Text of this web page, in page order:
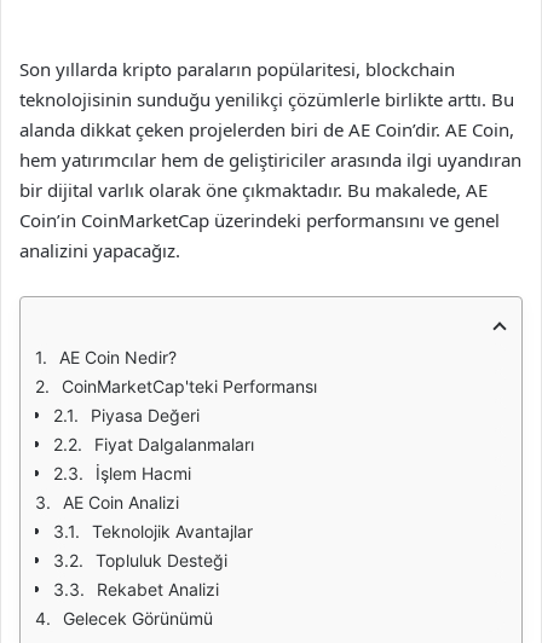
Son yıllarda kripto paraların popülaritesi, blockchain
teknolojisinin sunduğu yenilikçi çözümlerle birlikte arttı. Bu
alanda dikkat çeken projelerden biri de AE Coin’dir. AE Coin,
hem yatırımcılar hem de geliştiriciler arasında ilgi uyandıran
bir dijital varlık olarak öne çıkmaktadır. Bu makalede, AE
Coin’in CoinMarketCap üzerindeki performansını ve genel
analizini yapacağız.
AE Coin Nedir?
CoinMarketCap'teki Performansı
Piyasa Değeri
Fiyat Dalgalanmaları
İşlem Hacmi
AE Coin Analizi
Teknolojik Avantajlar
Topluluk Desteği
Rekabet Analizi
Gelecek Görünümü